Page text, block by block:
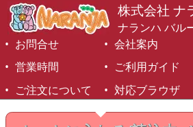
株式会社 ナ
ナランハ バル
お問合せ
会社案内
営業時間
ご利用ガイド
ご注文について
対応ブラウザ
©1999-2026 NARANJA Inc. All